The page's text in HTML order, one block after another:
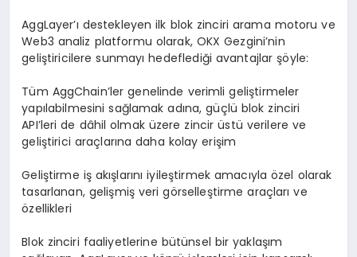
AggLayer’ı destekleyen ilk blok zinciri arama motoru ve
Web3 analiz platformu olarak, OKX Gezgini’nin
geliştiricilere sunmayı hedeflediği avantajlar şöyle:
Tüm AggChain’ler genelinde verimli geliştirmeler
yapılabilmesini sağlamak adına, güçlü blok zinciri
API’leri de dâhil olmak üzere zincir üstü verilere ve
geliştirici araçlarına daha kolay erişim
Geliştirme iş akışlarını iyileştirmek amacıyla özel olarak
tasarlanan, gelişmiş veri görselleştirme araçları ve
özellikleri
Blok zinciri faaliyetlerine bütünsel bir yaklaşım